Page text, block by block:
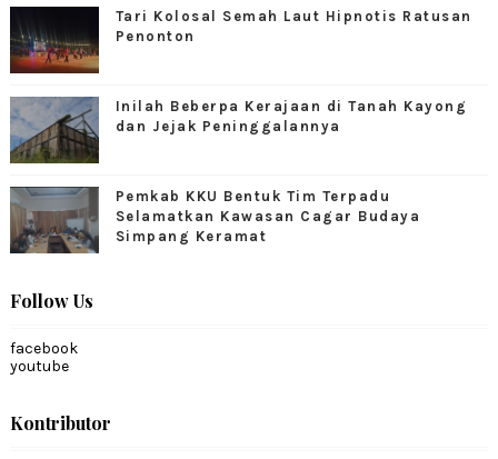
Tari Kolosal Semah Laut Hipnotis Ratusan
Penonton
Inilah Beberpa Kerajaan di Tanah Kayong
dan Jejak Peninggalannya
Pemkab KKU Bentuk Tim Terpadu
Selamatkan Kawasan Cagar Budaya
Simpang Keramat
Follow Us
facebook
youtube
Kontributor